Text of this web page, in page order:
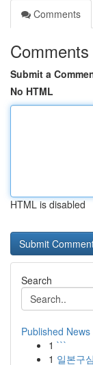
Comments
Comments
Submit a
No HTML
HTML is disabled
Search
Published News
1 ```
1 일본구